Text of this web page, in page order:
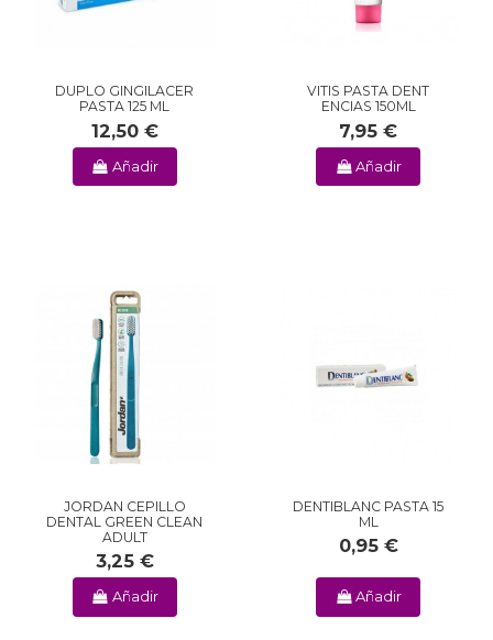
DUPLO GINGILACER
PASTA 125 ML
12,50 €
Añadir
VITIS PASTA DENT
ENCIAS 150ML
7,95 €
Añadir
JORDAN CEPILLO
DENTAL GREEN CLEAN
ADULT
3,25 €
Añadir
DENTIBLANC PASTA 15
ML
0,95 €
Añadir